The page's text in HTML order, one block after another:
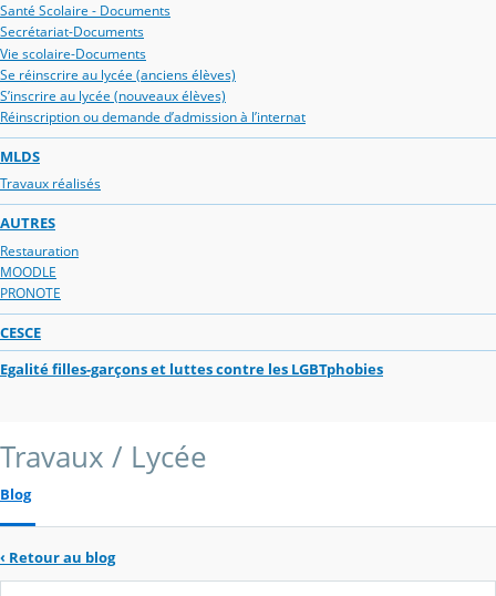
Santé Scolaire - Documents
Secrétariat-Documents
Vie scolaire-Documents
Se réinscrire au lycée (anciens élèves)
S’inscrire au lycée (nouveaux élèves)
Réinscription ou demande d’admission à l’internat
MLDS
Travaux réalisés
AUTRES
Restauration
MOODLE
PRONOTE
CESCE
Egalité filles-garçons et luttes contre les LGBTphobies
Travaux / Lycée
Blog
‹ Retour au blog